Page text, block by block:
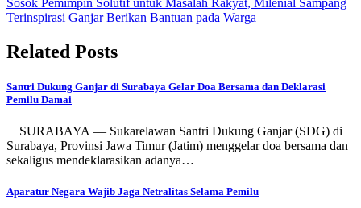
Terinspirasi Ganjar Berikan Bantuan pada Warga
Related Posts
Santri Dukung Ganjar di Surabaya Gelar Doa Bersama dan Deklarasi
Pemilu Damai
SURABAYA — Sukarelawan Santri Dukung Ganjar (SDG) di
Surabaya, Provinsi Jawa Timur (Jatim) menggelar doa bersama dan
sekaligus mendeklarasikan adanya…
Aparatur Negara Wajib Jaga Netralitas Selama Pemilu